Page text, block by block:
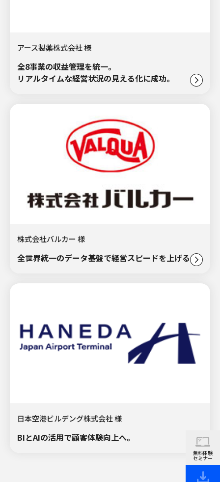
無料体験
セミナー
アース製薬株式会社 様
全8事業の収益管理を統一。
リアルタイムな経営状況の見える化に成功。
株式会社バルカー 様
全世界統一のデータ基盤で経営スピードを上げる。
日本空港ビルデング株式会社 様
BIとAIの活用で顧客体験向上へ。